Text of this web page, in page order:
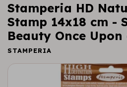
Stamperia HD
Stamp 14x18 cm -
Beauty Once
STAMPERIA